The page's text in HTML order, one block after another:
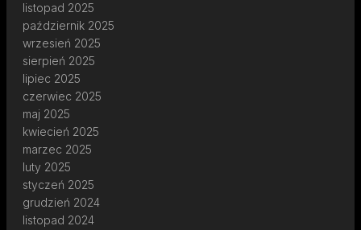
listopad 2025
październik 2025
wrzesień 2025
sierpień 2025
lipiec 2025
czerwiec 2025
maj 2025
kwiecień 2025
marzec 2025
luty 2025
styczeń 2025
grudzień 2024
listopad 2024